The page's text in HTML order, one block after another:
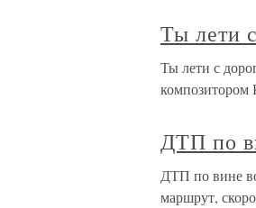
Ты лети
Ты лети с
композитором
ДТП по
ДТП по вине
маршрут,